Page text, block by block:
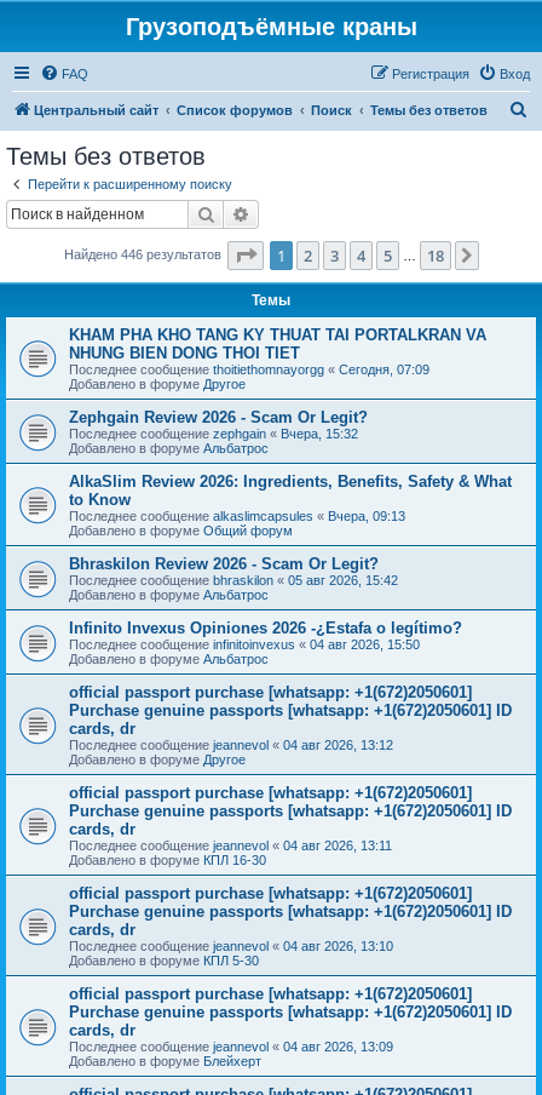
Грузоподъёмные краны
FAQ Вход
Регистрация
Центральный сайт Список форумов Поиск Темы без ответов
Темы без ответов
Перейти к расширенному поиску
Поиск
Найдено 446 результатов Страница из 18
1 2 3 4 5 18
Темы
KHAM PHA KHO TANG KY THUAT TAI PORTALKRAN VA
NHUNG BIEN DONG THOI TIET
Последнее сообщение thoitiethomnayorgg « Сегодня, 07:09
Добавлено в форуме Другое
Zephgain Review 2026 - Scam Or Legit?
Последнее сообщение zephgain « Вчера, 15:32
Добавлено в форуме Альбатрос
AlkaSlim Review 2026: Ingredients, Benefits, Safety & What
to Know
Последнее сообщение alkaslimcapsules « Вчера, 09:13
Добавлено в форуме Общий форум
Bhraskilon Review 2026 - Scam Or Legit?
Последнее сообщение bhraskilon « 05 авг 2026, 15:42
Добавлено в форуме Альбатрос
Infinito Invexus Opiniones 2026 -¿Estafa o legítimo?
Последнее сообщение infinitoinvexus « 04 авг 2026, 15:50
Добавлено в форуме Альбатрос
official passport purchase [whatsapp: +1(672)2050601]
Purchase genuine passports [whatsapp: +1(672)2050601] ID
cards, dr
Последнее сообщение jeannevol « 04 авг 2026, 13:12
Добавлено в форуме Другое
official passport purchase [whatsapp: +1(672)2050601]
Purchase genuine passports [whatsapp: +1(672)2050601] ID
cards, dr
Последнее сообщение jeannevol « 04 авг 2026, 13:11
Добавлено в форуме КПЛ 16-30
official passport purchase [whatsapp: +1(672)2050601]
Purchase genuine passports [whatsapp: +1(672)2050601] ID
cards, dr
Последнее сообщение jeannevol « 04 авг 2026, 13:10
Добавлено в форуме КПЛ 5-30
official passport purchase [whatsapp: +1(672)2050601]
Purchase genuine passports [whatsapp: +1(672)2050601] ID
cards, dr
Последнее сообщение jeannevol « 04 авг 2026, 13:09
Добавлено в форуме Блейхерт